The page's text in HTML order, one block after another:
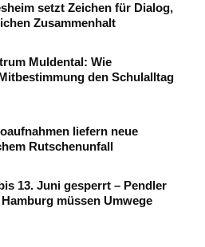
setzt Zeichen für Dialog,
Zusammenhalt
Muldental: Wie
den Schulalltag
liefern neue
Rutschenunfall
13. Juni gesperrt – Pendler
müssen Umwege